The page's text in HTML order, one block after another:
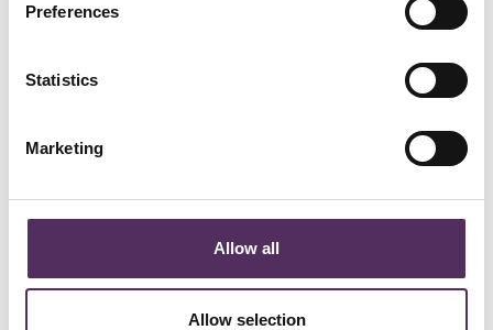
Preferences
Statistics
Marketing
Allow all
Allow selection
Bekijk deze woningen ook eens.